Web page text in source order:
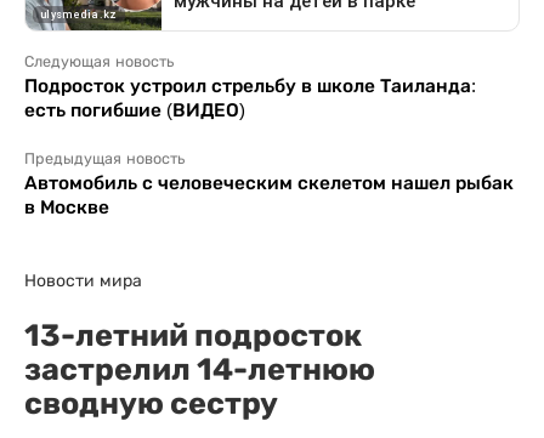
Следующая новость
Подросток устроил стрельбу в школе Таиланда:
есть погибшие (ВИДЕО)
Предыдущая новость
Автомобиль с человеческим скелетом нашел рыбак
в Москве
Новости мира
13-летний подросток
застрелил 14-летнюю
сводную сестру